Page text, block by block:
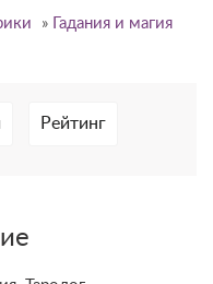
»
Гадания и магия
Рейтинг